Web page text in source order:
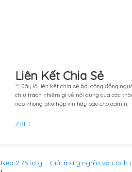
Liên Kết Chia Sẻ
** Đây là liên kết chia sẻ bới cộng đồng
chịu trách nhiệm gì về nội dung của các
nào không phù hợp xin hãy báo cho admin.
ZBET
Kèo 2.75 là gì - Giải mã ý nghĩa và cách